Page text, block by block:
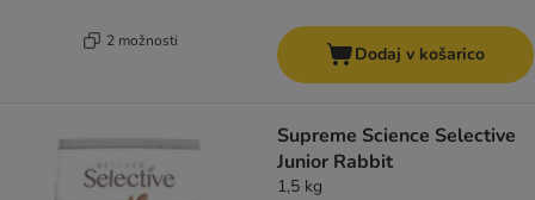
2 možnosti
Dodaj v košarico
Supreme Science Selective
Junior Rabbit
1,5 kg